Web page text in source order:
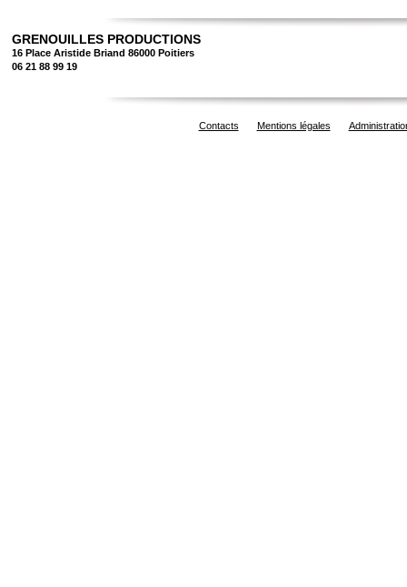
GRENOUILLES PRODUCTIONS
16 Place Aristide Briand 86000 Poitiers
06 21 88 99 19
Contacts Mentions légales